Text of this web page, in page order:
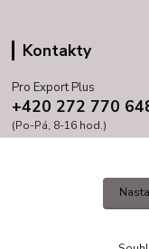
Kontakty
Pro Export Plus
+420 272 770
(Po-Pá, 8-16 hod.)